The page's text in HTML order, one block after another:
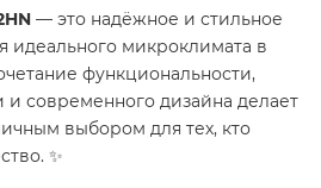
— это надёжное и стильное
идеального микроклимата в
функциональности,
и современного дизайна делает
выбором для тех, кто
✨